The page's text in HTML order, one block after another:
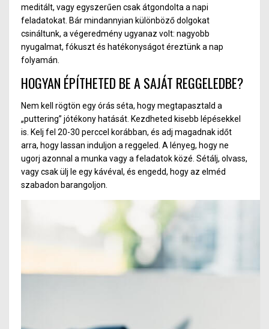
meditált, vagy egyszerűen csak átgondolta a napi
feladatokat. Bár mindannyian különböző dolgokat
csináltunk, a végeredmény ugyanaz volt: nagyobb
nyugalmat, fókuszt és hatékonyságot éreztünk a nap
folyamán.
HOGYAN ÉPÍTHETED BE A SAJÁT REGGELEDBE?
Nem kell rögtön egy órás séta, hogy megtapasztald a
„puttering” jótékony hatását. Kezdheted kisebb lépésekkel
is. Kelj fel 20-30 perccel korábban, és adj magadnak időt
arra, hogy lassan induljon a reggeled. A lényeg, hogy ne
ugorj azonnal a munka vagy a feladatok közé. Sétálj, olvass,
vagy csak ülj le egy kávéval, és engedd, hogy az elméd
szabadon barangoljon.